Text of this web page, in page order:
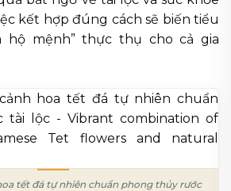
kết hợp đúng cách sẽ biến tiểu
hộ mệnh” thực thụ cho cả gia
tết đá tự nhiên chuẩn phong thủy rước